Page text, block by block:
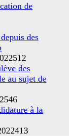
de
des
512
des
au sujet de
546
à la
413